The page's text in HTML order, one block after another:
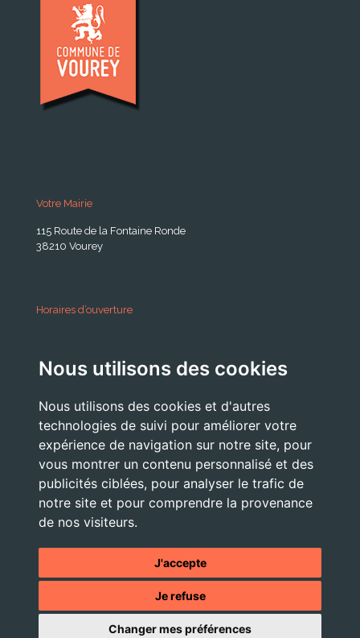
Nous utilisons des cookies
Nous utilisons des cookies et d'autres
technologies de suivi pour améliorer votre
expérience de navigation sur notre site, pour
vous montrer un contenu personnalisé et des
publicités ciblées, pour analyser le trafic de
notre site et pour comprendre la provenance
de nos visiteurs.
J'accepte
Je refuse
Changer mes préférences
Votre Mairie
115 Route de la Fontaine Ronde
38210 Vourey
Horaires d’ouverture
Lundi . Mardi : 10h 12h /16h 18h30
Jeudi . Vendredi : 13h30 / 17h
Nous Contacter
accueil@commune-vourey.fr
© 2026 - Tous droits réservés -Mentions légales- Site réalisé
agence web OXIWIZ située dans le Pays Voironnais